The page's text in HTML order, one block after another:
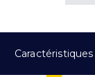
Caractéristiques